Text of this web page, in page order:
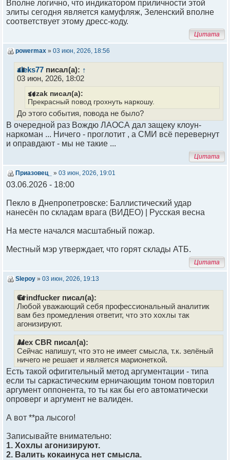
Вполне логично, что индикатором приличности этой
элиты сегодня является камуфляж, Зеленский вполне
соответствует этому дресс-коду.
Цитата
powermax » 03 июн, 2026, 18:56
aleks77 писал(а): ↑
03 июн, 2026, 18:02
sezak писал(а):
Прекрасный повод грохнуть наркошу.
До этого события, повода не было?
В очередной раз Вождю ЛАОСА дал защеку клоун-
наркоман ... Ничего - проглотит , а СМИ всё перевернут
и оправдают - мы не такие ...
Цитата
Приазовец_ » 03 июн, 2026, 19:01
03.06.2026 - 18:00
Пекло в Днепропетровске: Баллистический удар
нанесён по складам врага (ВИДЕО) | Русская весна
На месте начался масштабный пожар.
Местный мэр утверждает, что горят склады АТБ.
Цитата
Slepoy » 03 июн, 2026, 19:13
Grindfucker писал(а):
Любой уважающий себя профессиональный аналитик
вам без промедления ответит, что это хохлы так
агонизируют.
Alex CBR писал(а):
Сейчас напишут, что это не имеет смысла, т.к. зелёный
ничего не решает и является марионеткой.
Есть такой офигительный метод аргументации - типа
если ты саркастическим ерничающим тоном повторил
аргумент оппонента, то ты как бы его автоматически
опроверг и аргумент не валиден.
А вот **ра лысого!
Записывайте внимательно:
1. Хохлы агонизируют.
2. Валить кокаинуса нет смысла.